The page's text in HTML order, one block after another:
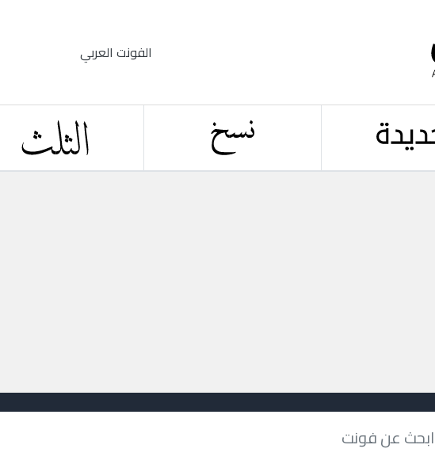
الفونت العربي